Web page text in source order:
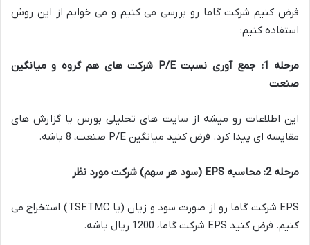
فرض کنیم شرکت گاما رو بررسی می کنیم و می خوایم از این روش
استفاده کنیم:
مرحله 1: جمع آوری نسبت P/E شرکت های هم گروه و میانگین
صنعت
این اطلاعات رو میشه از سایت های تحلیلی بورس یا گزارش های
مقایسه ای پیدا کرد. فرض کنید میانگین P/E صنعت، 8 باشه.
مرحله 2: محاسبه EPS (سود هر سهم) شرکت مورد نظر
EPS شرکت گاما رو از صورت سود و زیان (یا TSETMC) استخراج می
کنیم. فرض کنید EPS شرکت گاما، 1200 ریال باشه.